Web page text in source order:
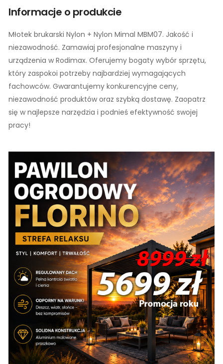
Informacje o produkcie
Młotek brukarski Nylon + Nylon Mimal MBM07. Jakość i
niezawodność. Zamawiaj profesjonalne maszyny i
urządzenia w Rodimax. Oferujemy bogaty wybór sprzętu,
który zaspokoi potrzeby najbardziej wymagających
fachowców. Gwarantujemy konkurencyjne ceny,
niezawodność produktów oraz szybką dostawę. Zaopatrz
się w najlepsze narzędzia i podnieś efektywność swojej
pracy!